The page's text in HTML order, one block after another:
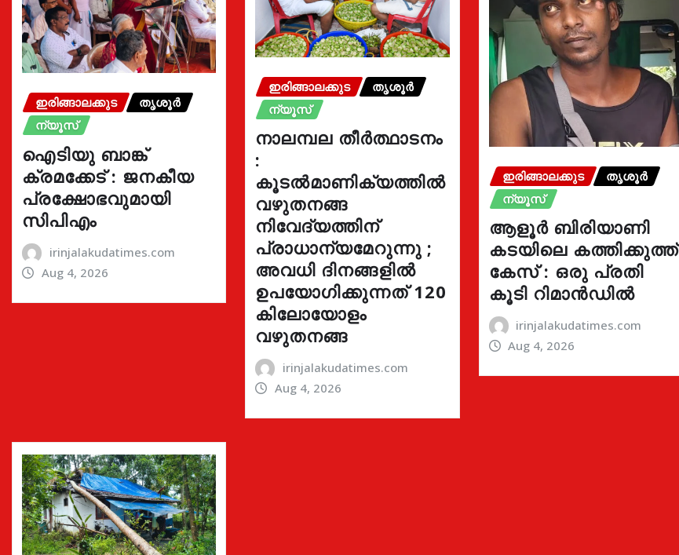
ഇരിങ്ങാലക്കുട
തൃശൂർ
ന്യൂസ്
ഐടിയു ബാങ്ക്
ക്രമക്കേട് : ജനകീയ
പ്രക്ഷോഭവുമായി
സിപിഎം
irinjalakudatimes.com
Aug 4, 2026
ഇരിങ്ങാലക്കുട
തൃശൂർ
ന്യൂസ്
നാലമ്പല തീർത്ഥാടനം
:
കൂടൽമാണിക്യത്തിൽ
വഴുതനങ്ങ
നിവേദ്യത്തിന്
പ്രാധാന്യമേറുന്നു ;
അവധി ദിനങ്ങളിൽ
ഉപയോഗിക്കുന്നത് 120
കിലോയോളം
വഴുതനങ്ങ
irinjalakudatimes.com
Aug 4, 2026
ഇരിങ്ങാലക്കുട
തൃശൂർ
ന്യൂസ്
ആളൂർ ബിരിയാണി
കടയിലെ കത്തിക്കുത്ത്
കേസ് : ഒരു പ്രതി
കൂടി റിമാൻഡിൽ
irinjalakudatimes.com
Aug 4, 2026